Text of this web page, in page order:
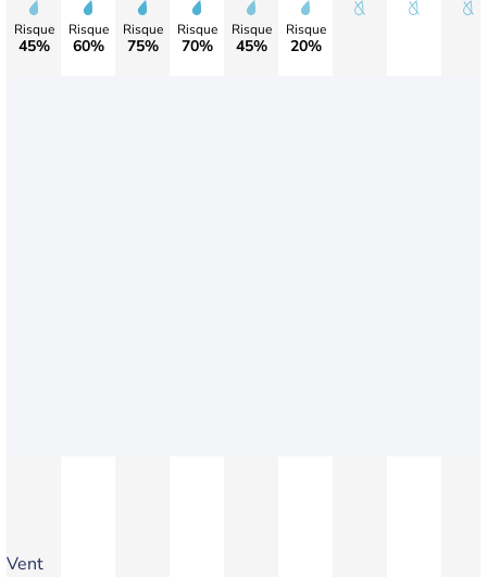
Vent
Risque
45%
Risque
60%
Risque
75%
Risque
70%
Risque
45%
Risque
20%